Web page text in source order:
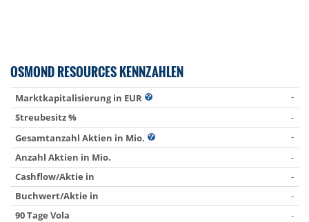
OSMOND RESOURCES KENNZAHLEN
Marktkapitalisierung in EUR
-
Streubesitz %
-
Gesamtanzahl Aktien in Mio.
-
Anzahl Aktien in Mio.
-
Cashflow/Aktie in
-
Buchwert/Aktie in
-
90 Tage Vola
-